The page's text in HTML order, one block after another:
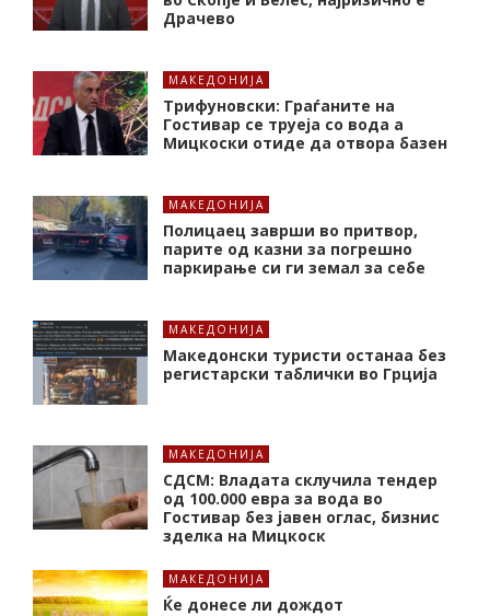
Драчево
МАКЕДОНИЈА
Трифуновски: Граѓаните на
Гостивар се труеја со вода а
Мицкоски отиде да отвора базен
МАКЕДОНИЈА
Полицаец заврши во притвор,
парите од казни за погрешно
паркирање си ги земал за себе
МАКЕДОНИЈА
Македонски туристи останаа без
регистарски таблички во Грција
МАКЕДОНИЈА
СДСМ: Владата склучила тендер
од 100.000 евра за вода во
Гостивар без јавен оглас, бизнис
зделка на Мицкоск
МАКЕДОНИЈА
Ќе донесе ли дождот